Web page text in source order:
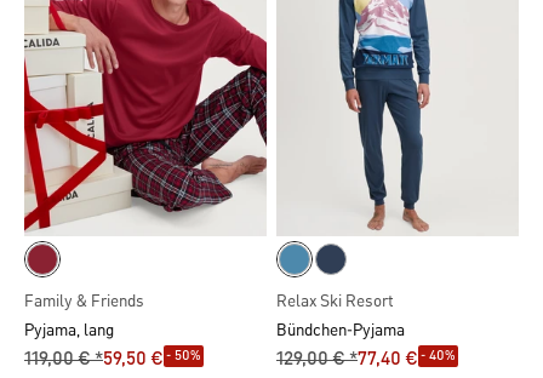
Family & Friends
Pyjama, lang
119,00 € *59,50 € - 50%
Relax Ski Resort
Bündchen-Pyjama
129,00 € *77,40 € - 40%